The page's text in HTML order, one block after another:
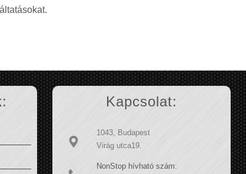
Kapcsolat:
1043, Budapest
Virág utca19.
NonStop hívható szám: